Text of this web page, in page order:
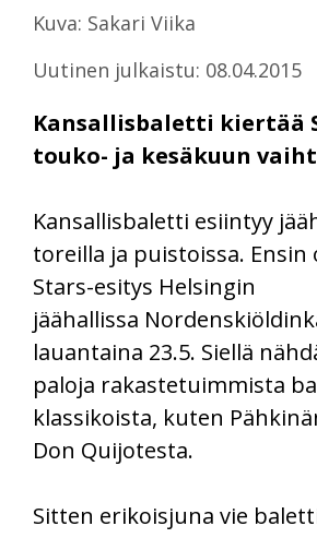
Kuva: Sakari Viika
Uutinen julkaistu: 08.04.2015
Kansallisbaletti kiertää
touko- ja kesäkuun
Kansallisbaletti esiintyy
toreilla ja puistoissa. Ensin
Stars-esitys Helsingin
jäähallissa
lauantaina 23.5. Siellä
paloja rakastetuimmista
klassikoista, kuten
Don Quijotesta.
Sitten erikoisjuna vie